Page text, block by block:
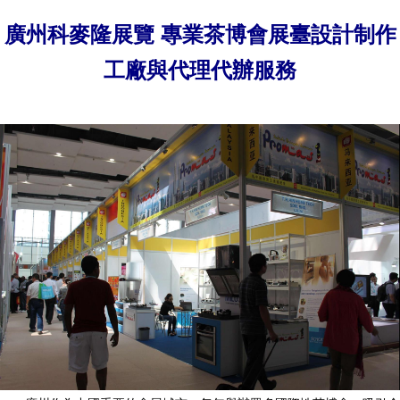
廣州科麥隆展覽 專業茶博會展臺設計制作
工廠與代理代辦服務